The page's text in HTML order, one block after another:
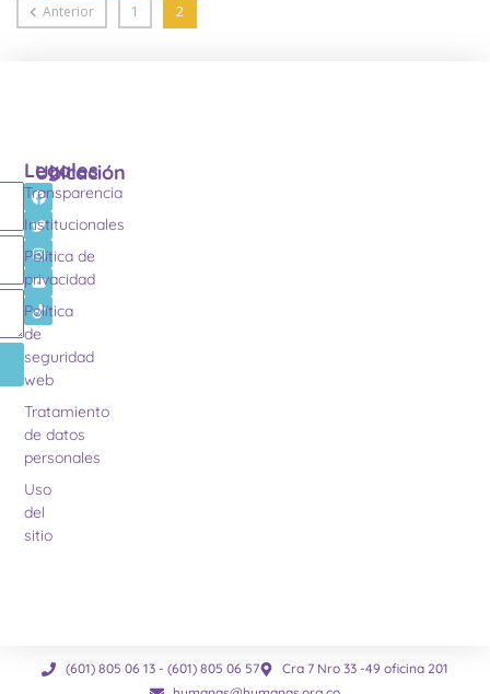
Anterior 1 2
Legales
Transparencia
Institucionales
Política de
privacidad
Política
de
seguridad
web
Tratamiento
de datos
personales
Uso
del
sitio
Ubicación
(601) 805 06 13 - (601) 805 06 57
Cra 7 Nro 33 -49 oficina 201